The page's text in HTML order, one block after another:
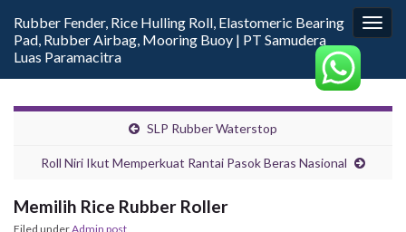
Rubber Fender, Rice Hulling Roll, Elastomeric Bearing
Pad, Rubber Airbag, Mooring Buoy | PT Samudera
Luas Paramacitra
SLP Rubber Waterstop
Roll Niri Ikut Memperkuat Rantai Pasok Beras Nasional
Memilih Rice Rubber Roller
Filed underAdmin post